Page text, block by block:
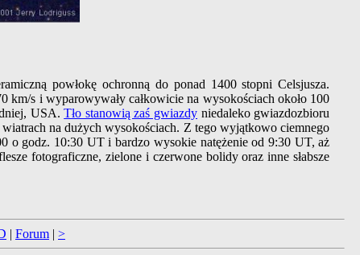
powłokę ochronną do ponad 1400 stopni Celsjusza.
km/s i wyparowywały całkowicie na wysokościach około 100
USA.Tło stanowią zaś gwiazdy niedaleko gwiazdozbioru
na dużych wysokościach. Z tego wyjątkowo ciemnego
o godz. 10:30 UT i bardzo wysokie natężenie od 9:30 UT, aż
fotograficzne, zielone i czerwone bolidy oraz inne słabsze
| Forum | >